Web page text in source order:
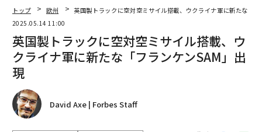
トップ 欧州
英国製トラックに空対空ミサイル搭載、ウクライナ軍に新たな「
2025.05.14 11:00
英国製トラックに空対空ミサイル搭載、ウ
クライナ軍に新たな「フランケンSAM」出
現
David Axe | Forbes Staff